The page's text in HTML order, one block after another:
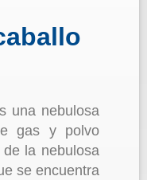
una nebulosa
gas y polvo
la nebulosa
se encuentra